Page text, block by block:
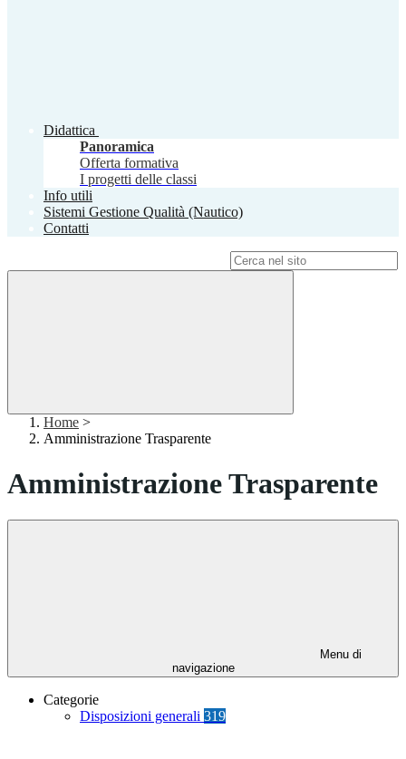
Didattica
Panoramica
Offerta formativa
I progetti delle classi
Info utili
Sistemi Gestione Qualità (Nautico)
Contatti
Home >
Amministrazione Trasparente
Amministrazione Trasparente
Menu di
navigazione
Categorie
Disposizioni generali 319